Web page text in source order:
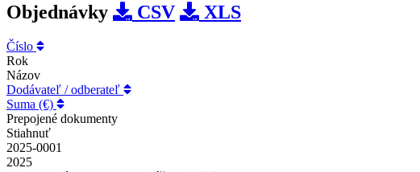
Objednávky CSV XLS
Číslo
Rok
Názov
Dodávateľ / odberateľ
Suma (€)
Prepojené dokumenty
Stiahnuť
2025-0001
2025